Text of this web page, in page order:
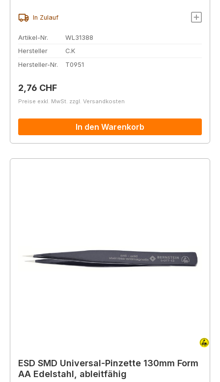
In Zulauf
Artikel-Nr.
WL31388
Hersteller
C.K
Hersteller-Nr.
T0951
Regulärer Preis:
2,76 CHF
Preise exkl. MwSt. zzgl. Versandkosten
In den Warenkorb
ESD SMD Universal-Pinzette 130mm Form
AA Edelstahl, ableitfähig